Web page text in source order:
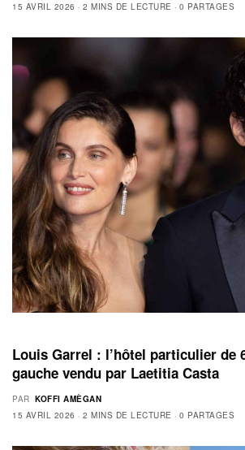
15 AVRIL 2026
2 MINS DE LECTURE 0 PARTAGES
Louis Garrel : l’hôtel particulier de
gauche vendu par Laetitia Casta
PAR KOFFI AMÈGAN
15 AVRIL 2026
2 MINS DE LECTURE 0 PARTAGES